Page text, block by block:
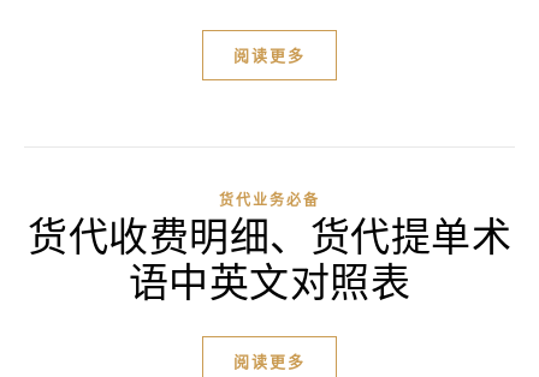
阅读更多
货代业务必备
货代收费明细、货代提单术
语中英文对照表
阅读更多